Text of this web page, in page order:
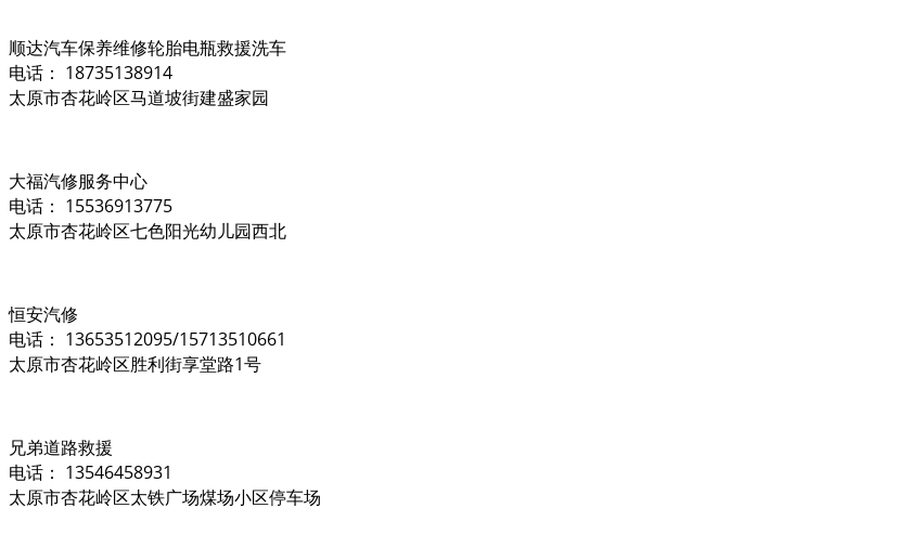
顺达汽车保养维修轮胎电瓶救援洗车
电话： 18735138914
太原市杏花岭区马道坡街建盛家园
大福汽修服务中心
电话： 15536913775
太原市杏花岭区七色阳光幼儿园西北
恒安汽修
电话： 13653512095/15713510661
太原市杏花岭区胜利街享堂路1号
兄弟道路救援
电话： 13546458931
太原市杏花岭区太铁广场煤场小区停车场